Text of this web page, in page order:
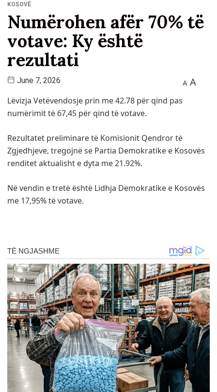
KOSOVË
Numërohen afër 70% të
votave: Ky është
rezultati
June 7, 2026 A A
Lëvizja Vetëvendosje prin me 42.78 për qind pas
numërimit të 67,45 për qind të votave.
Rezultatet preliminare të Komisionit Qendror të
Zgjedhjeve, tregojnë se Partia Demokratike e Kosovës
renditet aktualisht e dyta me 21.92%.
Në vendin e tretë është Lidhja Demokratike e Kosovës
me 17,95% të votave.